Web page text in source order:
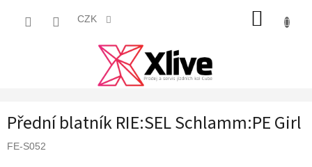
CZK
Přední blatník RIE:SEL Schlamm:PE Girl
FE-S052